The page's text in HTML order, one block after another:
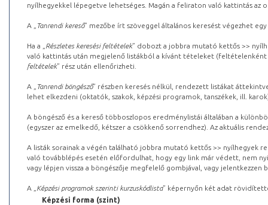
nyílhegyekkel lépegetve lehetséges. Magán a feliraton való kattintás az
A „ Tanrendi kereső” mezőbe írt szöveggel általános keresést végezhet
Ha a „ Részletes keresési feltételek” dobozt a jobbra mutató kettős >>
való kattintás után megjelenő listákból a kívánt tételeket (feltételenként
feltételek” rész után ellenőrizheti.
A „ Tanrendi böngésző” részben keresés nélkül, rendezett listákat
lehet elkezdeni (oktatók, szakok, képzési programok, tanszékek, ill.
A böngésző és a kereső többoszlopos eredménylistái általában a
(egyszer az emelkedő, kétszer a csökkenő sorrendhez). Az aktuális
A listák sorainak a végén található jobbra mutató kettős >> nyílhegyek
való továbblépés esetén előfordulhat, hogy egy link már védett, nem
vagy lépjen vissza a böngészője megfelelő gombjával, vagy
A „ Képzési programok szerinti kurzuskódlista” képernyőn két adat
Képzési forma (szint)